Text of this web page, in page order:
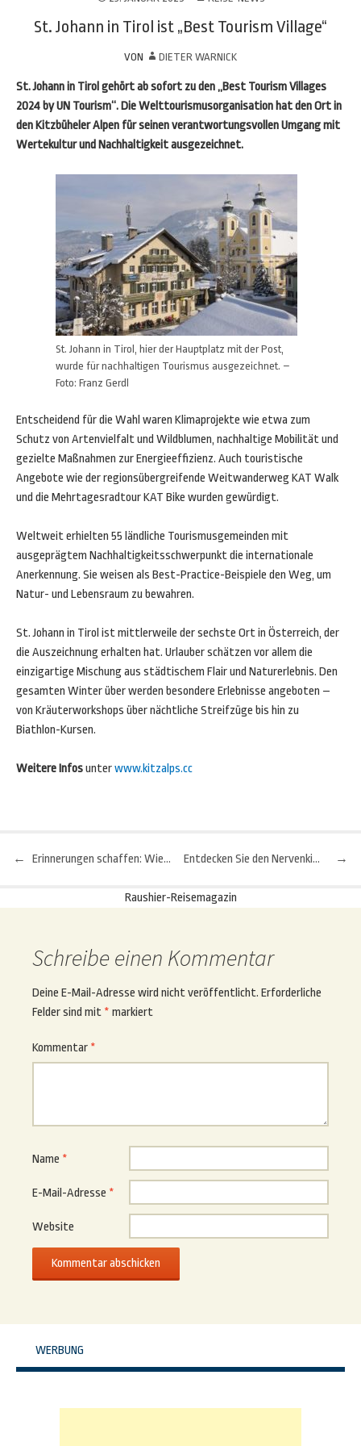
St. Johann in Tirol ist „Best Tourism Village“
VON DIETER WARNICK
St. Johann in Tirol gehört ab sofort zu den „Best Tourism Villages
2024 by UN Tourism“. Die Welttourismusorganisation hat den Ort in
den Kitzbüheler Alpen für seinen verantwortungsvollen Umgang mit
Wertekultur und Nachhaltigkeit ausgezeichnet.
St. Johann in Tirol, hier der Hauptplatz mit der Post,
wurde für nachhaltigen Tourismus ausgezeichnet. –
Foto: Franz Gerdl
Entscheidend für die Wahl waren Klimaprojekte wie etwa zum
Schutz von Artenvielfalt und Wildblumen, nachhaltige Mobilität und
gezielte Maßnahmen zur Energieeffizienz. Auch touristische
Angebote wie der regionsübergreifende Weitwanderweg KAT Walk
und die Mehrtagesradtour KAT Bike wurden gewürdigt.
Weltweit erhielten 55 ländliche Tourismusgemeinden mit
ausgeprägtem Nachhaltigkeitsschwerpunkt die internationale
Anerkennung. Sie weisen als Best-Practice-Beispiele den Weg, um
Natur- und Lebensraum zu bewahren.
St. Johann in Tirol ist mittlerweile der sechste Ort in Österreich, der
die Auszeichnung erhalten hat. Urlauber schätzen vor allem die
einzigartige Mischung aus städtischem Flair und Naturerlebnis. Den
gesamten Winter über werden besondere Erlebnisse angeboten –
von Kräuterworkshops über nächtliche Streifzüge bis hin zu
Biathlon-Kursen.
Weitere Infosunterwww.kitzalps.cc
Beitragsnavigation
← Erinnerungen schaffen: Wie man Urlaubserlebnisse gekonnt einfängt →
Entdecken Sie den Nervenkitzel der Haie im Palma Aquarium: Erleben Sie das Tauchen
Raushier-Reisemagazin
Schreibe einen Kommentar
Deine E-Mail-Adresse wird nicht veröffentlicht. Erforderliche
Felder sind mit * markiert
Kommentar *
Name *
E-Mail-Adresse *
Website
WERBUNG